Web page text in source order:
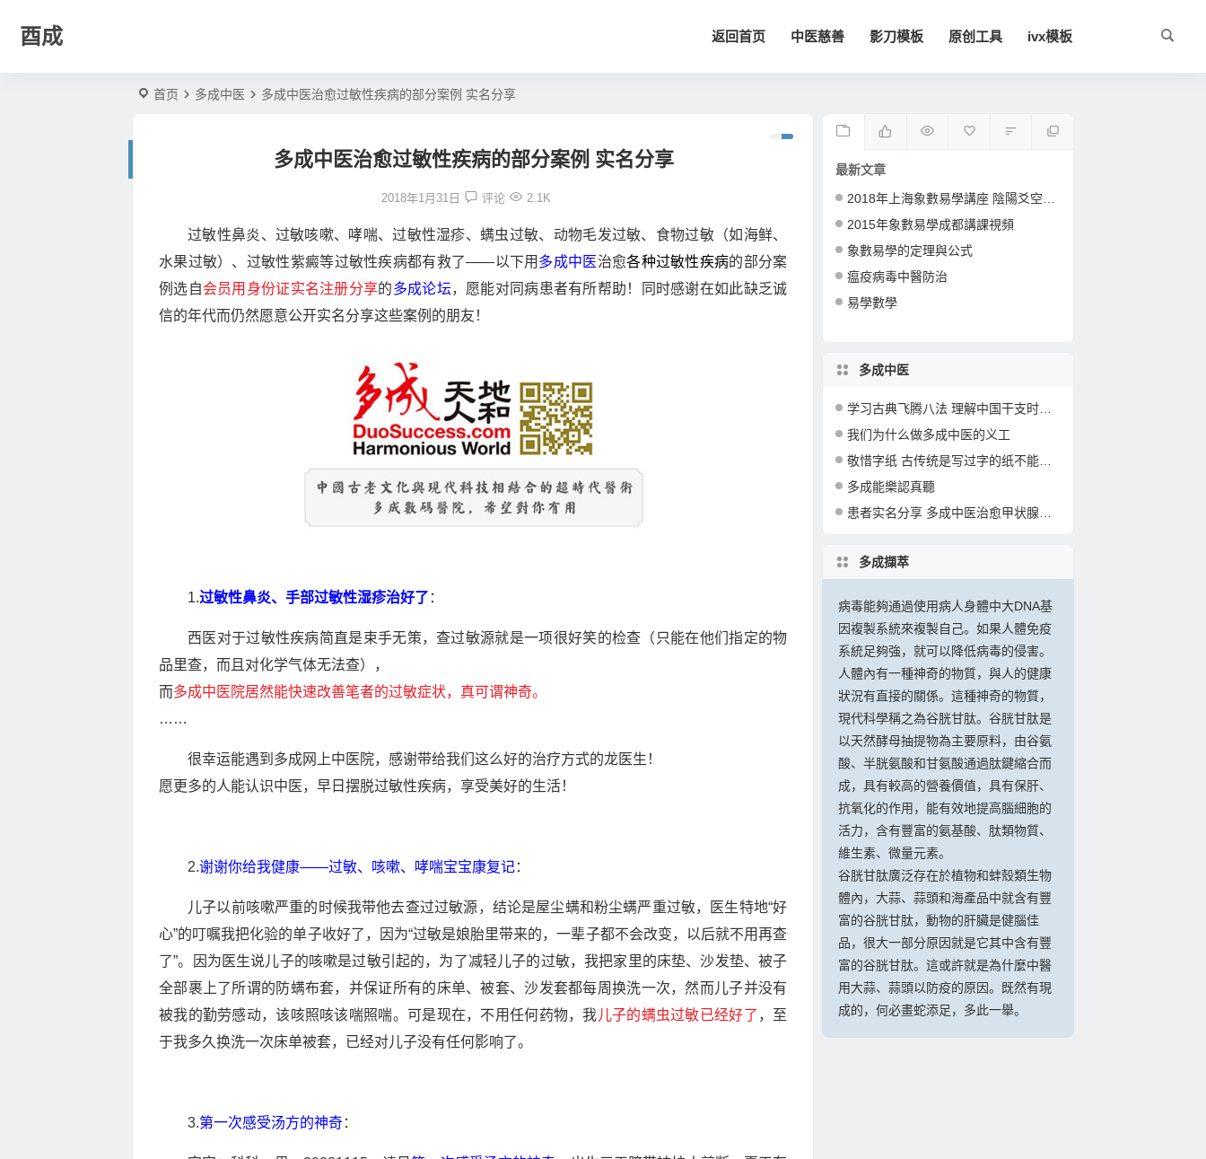
酉成 返回首页 中医慈善 影刀模板 原创工具 ivx模板
首页 多成中医 多成中医治愈过敏性疾病的部分案例 实名分享
多成中医治愈过敏性疾病的部分案例 实名分享
2018年1月31日 评论 2.1K
过敏性鼻炎、过敏咳嗽、哮喘、过敏性湿疹、螨虫过敏、动物毛发过敏、食物过敏（如海鲜、
水果过敏）、过敏性紫癜等过敏性疾病都有救了——以下用 多成中医治愈各种过敏性疾病的部分案
例选自会员用身份证实名注册分享的多成论坛，愿能对同病患者有所帮助！同时感谢在如此缺乏诚
信的年代而仍然愿意公开实名分享这些案例的朋友！
1.过敏性鼻炎、手部过敏性湿疹治好了 ：
西医对于过敏性疾病简直是束手无策，查过敏源就是一项很好笑的检查（只能在他们指定的物
品里查，而且对化学气体无法查），
而多成中医院居然能快速改善笔者的过敏症状，真可谓神奇。
……
很幸运能遇到多成网上中医院，感谢带给我们这么好的治疗方式的龙医生！
愿更多的人能认识中医，早日摆脱过敏性疾病，享受美好的生活！
2.谢谢你给我健康——过敏、咳嗽、哮喘宝宝康复记：
儿子以前咳嗽严重的时候我带他去查过过敏源，结论是屋尘螨和粉尘螨严重过敏，医生特地“好
心”的叮嘱我把化验的单子收好了，因为“过敏是娘胎里带来的，一辈子都不会改变，以后就不用再查
了”。因为医生说儿子的咳嗽是过敏引起的，为了减轻儿子的过敏，我把家里的床垫、沙发垫、被子
全部裹上了所谓的防螨布套，并保证所有的床单、被套、沙发套都每周换洗一次，然而儿子并没有
被我的勤劳感动，该咳照咳该喘照喘。可是现在，不用任何药物，我儿子的螨虫过敏已经好了 ，至
于我多久换洗一次床单被套，已经对儿子没有任何影响了。
3.第一次感受汤方的神奇：
最新文章
2018年上海象數易學講座 陰陽爻空間卦形
2015年象數易學成都講課視頻
象數易學的定理與公式
瘟疫病毒中醫防治
易學數學
多成中医
学习古典飞腾八法 理解中国干支时间文化
我们为什么做多成中医的义工
敬惜字纸 古传统是写过字的纸不能乱丢弃
多成能樂認真聽
患者实名分享 多成中医治愈甲状腺疾病的部分案例
多成擷萃
病毒能夠通過使用病人身體中大DNA基
因複製系統來複製自己。如果人體免疫
系統足夠強，就可以降低病毒的侵害。
人體內有一種神奇的物質，與人的健康
狀況有直接的關係。這種神奇的物質，
現代科學稱之為谷胱甘肽。谷胱甘肽是
以天然酵母抽提物為主要原料，由谷氨
酸、半胱氨酸和甘氨酸通過肽鍵縮合而
成，具有較高的營養價值，具有保肝、
抗氧化的作用，能有效地提高腦細胞的
活力，含有豐富的氨基酸、肽類物質、
維生素、微量元素。
谷胱甘肽廣泛存在於植物和蚌殼類生物
體內，大蒜、蒜頭和海產品中就含有豐
富的谷胱甘肽，動物的肝臟是健腦佳
品，很大一部分原因就是它其中含有豐
富的谷胱甘肽。這或許就是為什麼中醫
用大蒜、蒜頭以防疫的原因。既然有現
成的，何必畫蛇添足，多此一舉。